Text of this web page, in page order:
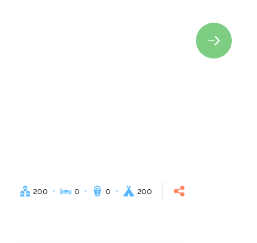
200 0 0 200